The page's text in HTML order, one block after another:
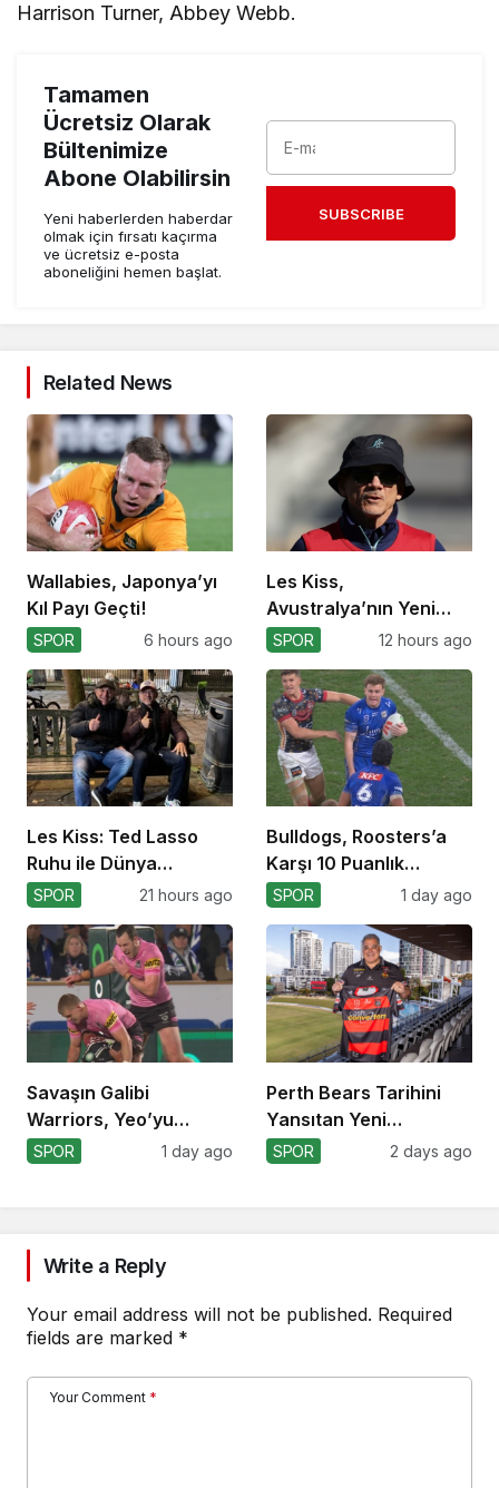
Harrison Turner, Abbey Webb.
Tamamen
Ücretsiz Olarak
Bültenimize
Abone Olabilirsin
Yeni haberlerden haberdar
olmak için fırsatı kaçırma
ve ücretsiz e-posta
aboneliğini hemen başlat.
SUBSCRIBE
Related News
Wallabies, Japonya’yı
Kıl Payı Geçti!
SPOR 6 hours ago
Les Kiss,
Avustralya’nın Yeni
Koçu Olarak Debüt
SPOR 12 hours ago
Les Kiss: Ted Lasso
Ruhu ile Dünya
Kupası’na
SPOR 21 hours ago
Bulldogs, Roosters’a
Karşı 10 Puanlık
Avantajı Yitirdi
SPOR 1 day ago
Savaşın Galibi
Warriors, Yeo’yu
Kaybetti!
SPOR 1 day ago
Perth Bears Tarihini
Yansıtan Yeni
Formasını Tanıttı
SPOR 2 days ago
Write a Reply
Your email address will not be published. Required
fields are marked *
Your Comment *